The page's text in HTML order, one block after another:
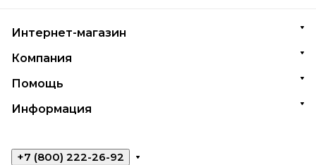
Интернет-магазин
Компания
Помощь
Информация
+7 (800) 222-26-92